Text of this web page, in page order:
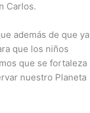
Carlos.
además de que ya
que los niños
que se fortaleza
nuestro Planeta